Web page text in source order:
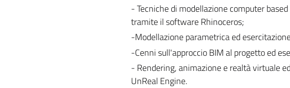
- Tecniche di modellazione computer
tramite il software Rhinoceros;
-Modellazione parametrica ed
-Cenni sull'approccio BIM al progetto ed
- Rendering, animazione e realtà virtuale
UnReal Engine.